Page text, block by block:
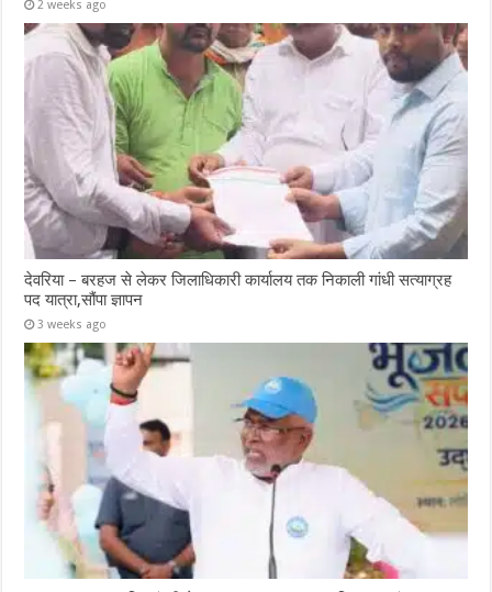
2 weeks ago
देवरिया – बरहज से लेकर जिलाधिकारी कार्यालय तक निकाली गांधी सत्याग्रह
पद यात्रा,सौंपा ज्ञापन
3 weeks ago